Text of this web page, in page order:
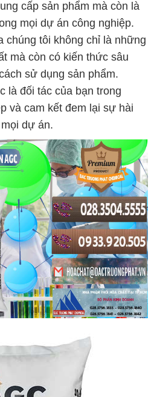
cấp sản phẩm mà còn là
mọi dự án công nghiệp.
chúng tôi không chỉ là những
mà còn có kiến thức sâu
sử dụng sản phẩm.
là đối tác của bạn trong
và cam kết đem lại sự hài
dự án.